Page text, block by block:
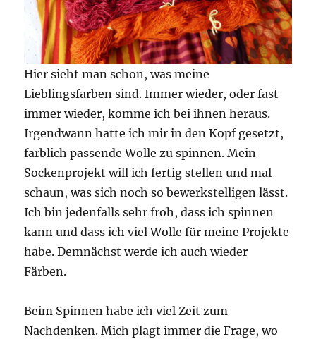
Hier sieht man schon, was meine
Lieblingsfarben sind. Immer wieder, oder fast
immer wieder, komme ich bei ihnen heraus.
Irgendwann hatte ich mir in den Kopf gesetzt,
farblich passende Wolle zu spinnen. Mein
Sockenprojekt will ich fertig stellen und mal
schaun, was sich noch so bewerkstelligen lässt.
Ich bin jedenfalls sehr froh, dass ich spinnen
kann und dass ich viel Wolle für meine Projekte
habe. Demnächst werde ich auch wieder
Färben.
Beim Spinnen habe ich viel Zeit zum
Nachdenken. Mich plagt immer die Frage, wo